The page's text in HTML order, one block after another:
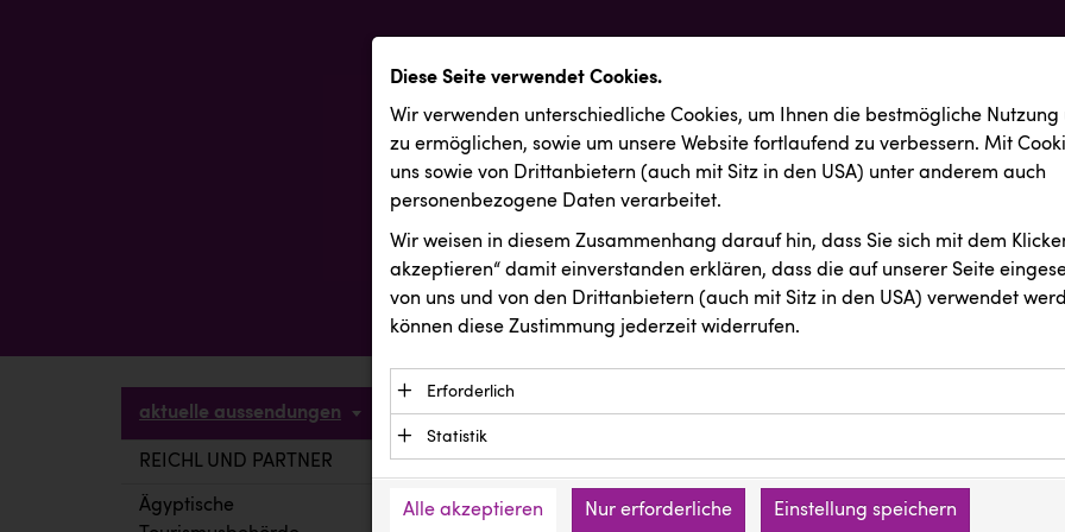
aktuelle aussendungen
REICHL UND PARTNER
Ägyptische
Diese Seite verwendet Cookies.
Wir verwenden unterschiedliche Cookies, um Ihnen die best­mögliche Nutzung
zu ermöglichen, sowie um unsere Website fortlaufend zu verbessern. Mit
uns sowie von Drittanbietern (auch mit Sitz in den USA) unter anderem auch
personenbezogene Daten verarbeitet.
Wir weisen in diesem Zusammenhang darauf hin, dass Sie sich mit dem
akzeptieren“ damit ein­ver­standen erklären, dass die auf unserer Seite
von uns und von den Drittanbietern (auch mit Sitz in den USA) verwendet
können diese Zustimmung jederzeit widerrufen.
Erforderlich
Essenzielle Cookies ermöglichen grundlegende Funktionen und sind für die
Funktion der Website erforderlich. Diese Cookies speichern keine
Daten und werden an keine Dritten übermittelt.
Anbieter: Eigentümer der Website (Erstanbieter)
Statistik
verstehen, wie unsere Besucher unsere Website nutzen.
Alle akzeptieren Nur erforderliche Einstellung speichern